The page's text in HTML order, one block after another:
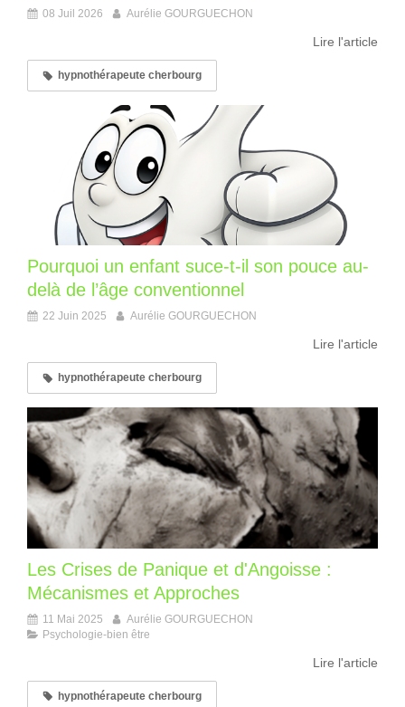
08 Juil 2026 Aurélie GOURGUECHON
Lire l'article
hypnothérapeute cherbourg
Pourquoi un enfant suce-t-il son pouce au-
delà de l’âge conventionnel
22 Juin 2025 Aurélie GOURGUECHON
Lire l'article
hypnothérapeute cherbourg
Les Crises de Panique et d'Angoisse :
Mécanismes et Approches
11 Mai 2025
Aurélie GOURGUECHON
Psychologie-bien être
Lire l'article
hypnothérapeute cherbourg